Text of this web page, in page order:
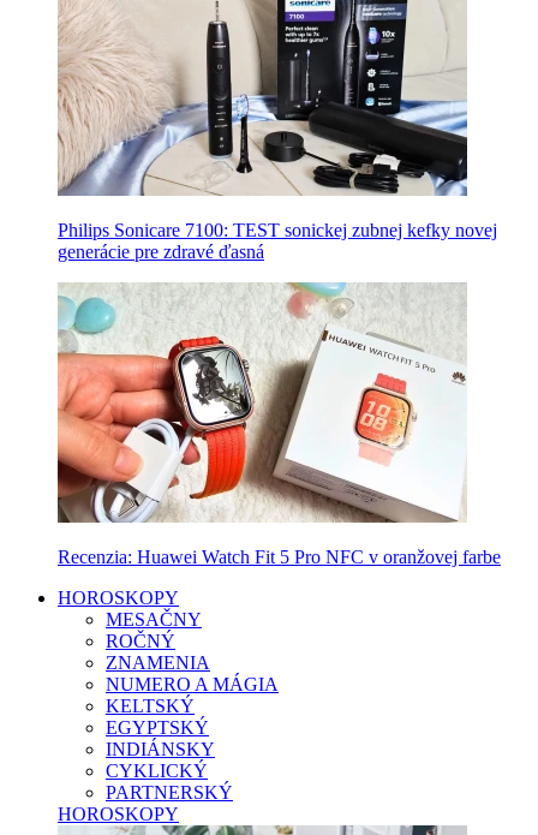
Philips Sonicare 7100: TEST sonickej zubnej kefky novej
generácie pre zdravé ďasná
Recenzia: Huawei Watch Fit 5 Pro NFC v oranžovej farbe
HOROSKOPY
MESAČNY
ROČNÝ
ZNAMENIA
NUMERO A MÁGIA
KELTSKÝ
EGYPTSKÝ
INDIÁNSKY
CYKLICKÝ
PARTNERSKÝ
HOROSKOPY